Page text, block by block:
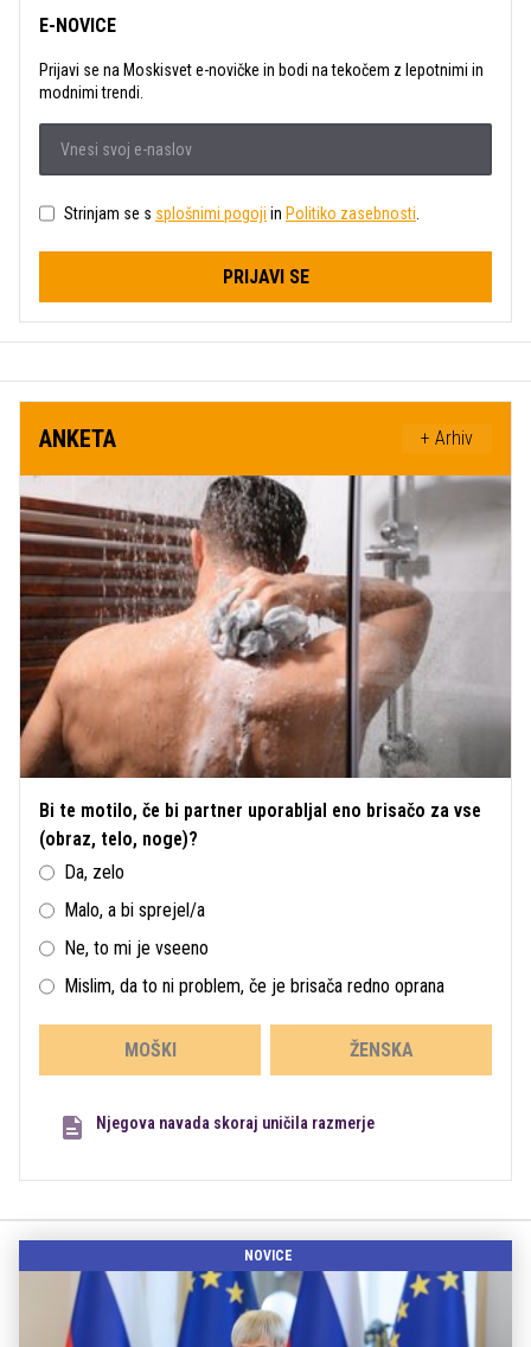
E-NOVICE
Prijavi se na Moskisvet e-novičke in bodi na tekočem z lepotnimi in
modnimi trendi.
Strinjam se s splošnimi pogoji in Politiko zasebnosti
PRIJAVI SE
ANKETA + Arhiv
Bi te motilo, če bi partner uporabljal eno brisačo za vse
(obraz, telo, noge)?
Da, zelo
Malo, a bi sprejel/a
Ne, to mi je vseeno
Mislim, da to ni problem, če je brisača redno oprana
MOŠKI ŽENSKA
Njegova navada skoraj uničila razmerje
NOVICE